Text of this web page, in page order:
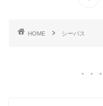
HOME シーバス